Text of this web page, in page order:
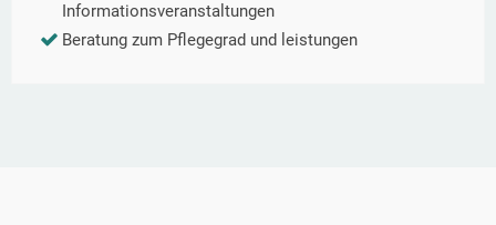
Informationsveranstaltungen
Beratung zum Pflegegrad und leistungen